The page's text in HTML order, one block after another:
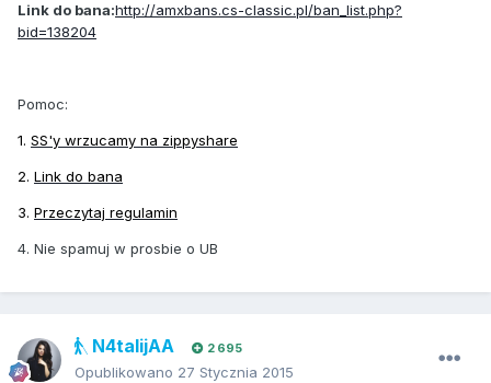
Link do bana:http://amxbans.cs-classic.pl/ban_list.php?
bid=138204
Pomoc:
1. SS'y wrzucamy na zippyshare
2. Link do bana
3. Przeczytaj regulamin
4. Nie spamuj w prosbie o UB
N4talijAA 2 695
Opublikowano 27 Stycznia 2015